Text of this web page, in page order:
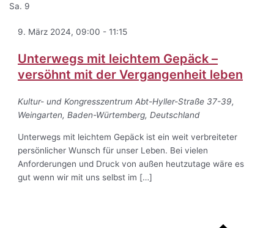
Sa. 9
9. März 2024, 09:00 -11:15
Unterwegs mit leichtem Gepäck –
versöhnt mit der Vergangenheit leben
Kultur- und KongresszentrumAbt-Hyller-Straße 37-39,
Weingarten, Baden-Würtemberg, Deutschland
Unterwegs mit leichtem Gepäck ist ein weit verbreiteter
persönlicher Wunsch für unser Leben. Bei vielen
Anforderungen und Druck von außen heutzutage wäre es
gut wenn wir mit uns selbst im […]